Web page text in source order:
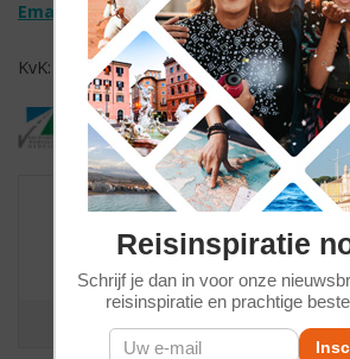
Email: info@diogenesreizen.nl
KvK: 30060880 // BTW nr. NL826428782
10 207 reviews
Reisinspiratie
Schrijf je dan in voor onze
reisinspiratie en prachtige